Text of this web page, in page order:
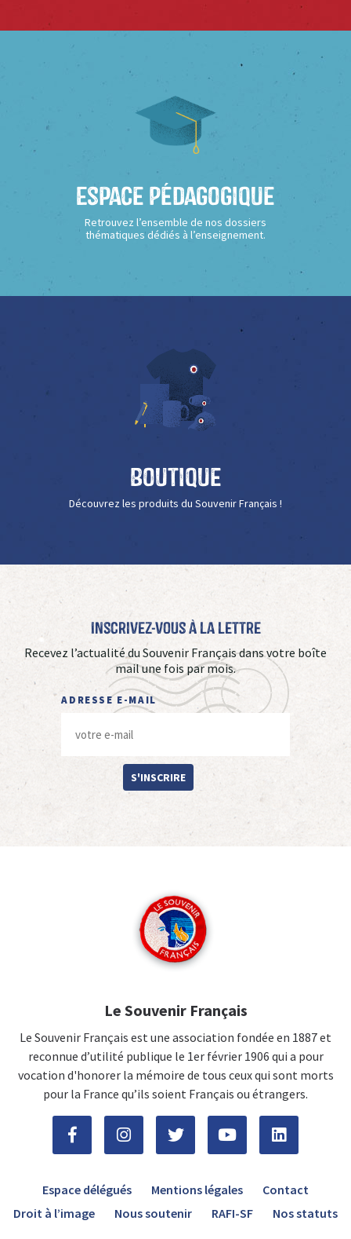
Espace Pédagogique
Retrouvez l’ensemble de nos dossiers
thématiques dédiés à l’enseignement.
Boutique
Découvrez les produits du Souvenir Français !
Inscrivez-vous à La Lettre
Recevez l’actualité du Souvenir Français dans votre boîte
mail une fois par mois.
ADRESSE E-MAIL
S'INSCRIRE
Le Souvenir Français
Le Souvenir Français est une association fondée en 1887 et
reconnue d’utilité publique le 1er février 1906 qui a pour
vocation d'honorer la mémoire de tous ceux qui sont morts
pour la France qu’ils soient Français ou étrangers.
Espace délégués Mentions légales
Contact
Droit à l’image
Nous soutenir RAFI-SF Nos statuts